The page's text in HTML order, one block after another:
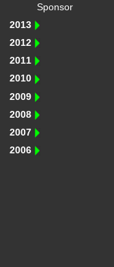
Sponsor
2013
2012
2011
2010
2009
2008
2007
2006